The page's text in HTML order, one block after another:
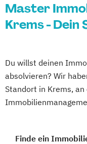
Master
Krems -
Du willst deinen
absolvieren? Wir
Standort in Krems, an
Finde ein